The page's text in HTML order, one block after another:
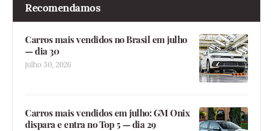
Recomendamos
Carros mais vendidos no Brasil em julho
— dia 30
julho 30, 2026
Carros mais vendidos em julho: GM Onix
dispara e entra no Top 5 — dia 29